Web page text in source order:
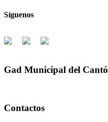
Síguenos
Gad Municipal del
Contactos